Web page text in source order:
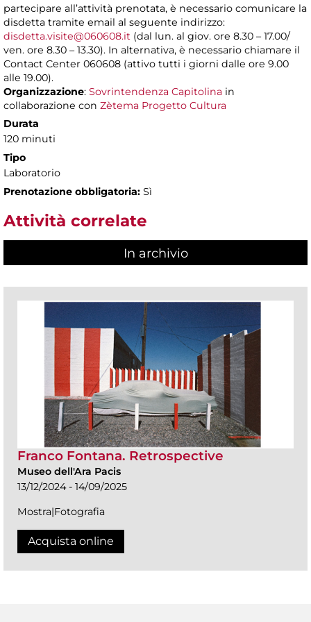
partecipare all’attività prenotata, è necessario comunicare la
disdetta tramite email al seguente indirizzo:
disdetta.visite@060608.it (dal lun. al giov. ore 8.30 – 17.00/
ven. ore 8.30 – 13.30). In alternativa, è necessario chiamare il
Contact Center 060608 (attivo tutti i giorni dalle ore 9.00
alle 19.00).
Organizzazione: Sovrintendenza Capitolina in
collaborazione con Zètema Progetto Cultura
Durata
120 minuti
Tipo
Laboratorio
Prenotazione obbligatoria: Sì
Attività correlate
In archivio
Franco Fontana. Retrospective
Museo dell'Ara Pacis
13/12/2024 - 14/09/2025
Mostra|Fotografia
Acquista online